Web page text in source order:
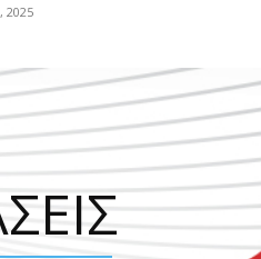
2025